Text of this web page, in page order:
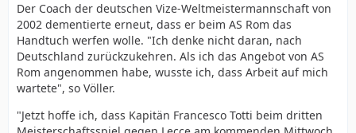
Der Coach der deutschen Vize-Weltmeistermannschaft von
2002 dementierte erneut, dass er beim AS Rom das
Handtuch werfen wolle. "Ich denke nicht daran, nach
Deutschland zurückzukehren. Als ich das Angebot von AS
Rom angenommen habe, wusste ich, dass Arbeit auf mich
wartete", so Völler.
"Jetzt hoffe ich, dass Kapitän Francesco Totti beim dritten